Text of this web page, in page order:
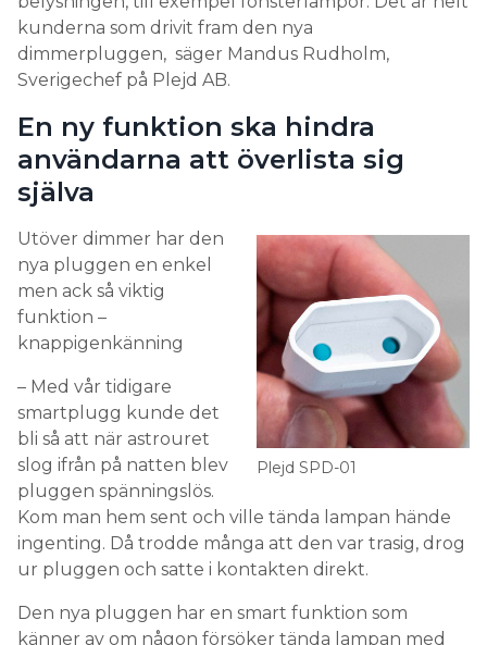
kunderna som drivit fram den nya
dimmerpluggen, säger Mandus Rudholm,
Sverigechef på Plejd AB.
En ny funktion ska hindra
användarna att överlista sig
själva
Plejd SPD-01
Utöver dimmer har den
nya pluggen en enkel
men ack så viktig
funktion –
knappigenkänning
– Med vår tidigare
smartplugg kunde det
bli så att när astrouret
slog ifrån på natten blev
pluggen spänningslös.
Kom man hem sent och ville tända lampan hände
ingenting. Då trodde många att den var trasig, drog
ur pluggen och satte i kontakten direkt.
Den nya pluggen har en smart funktion som
känner av om någon försöker tända lampan med